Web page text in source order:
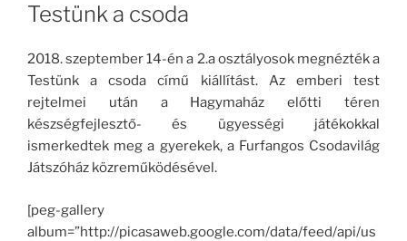
Testünk a csoda
2018. szeptember 14-én a 2.a osztályosok megnézték a
Testünk a csoda című kiállítást. Az emberi test
rejtelmei után a Hagymaház előtti téren
készségfejlesztő- és ügyességi játékokkal
ismerkedtek meg a gyerekek, a Furfangos Csodavilág
Játszóház közreműködésével.
[peg-gallery
album=”http://picasaweb.google.com/data/feed/api/us